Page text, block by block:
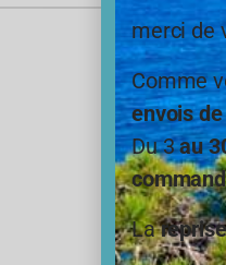
merci de
Comme
envois
Du 3au
La